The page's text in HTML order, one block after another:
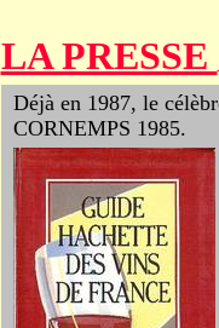
LA PRESSE
Déjà en 1987, le
CORNEMPS 1985.